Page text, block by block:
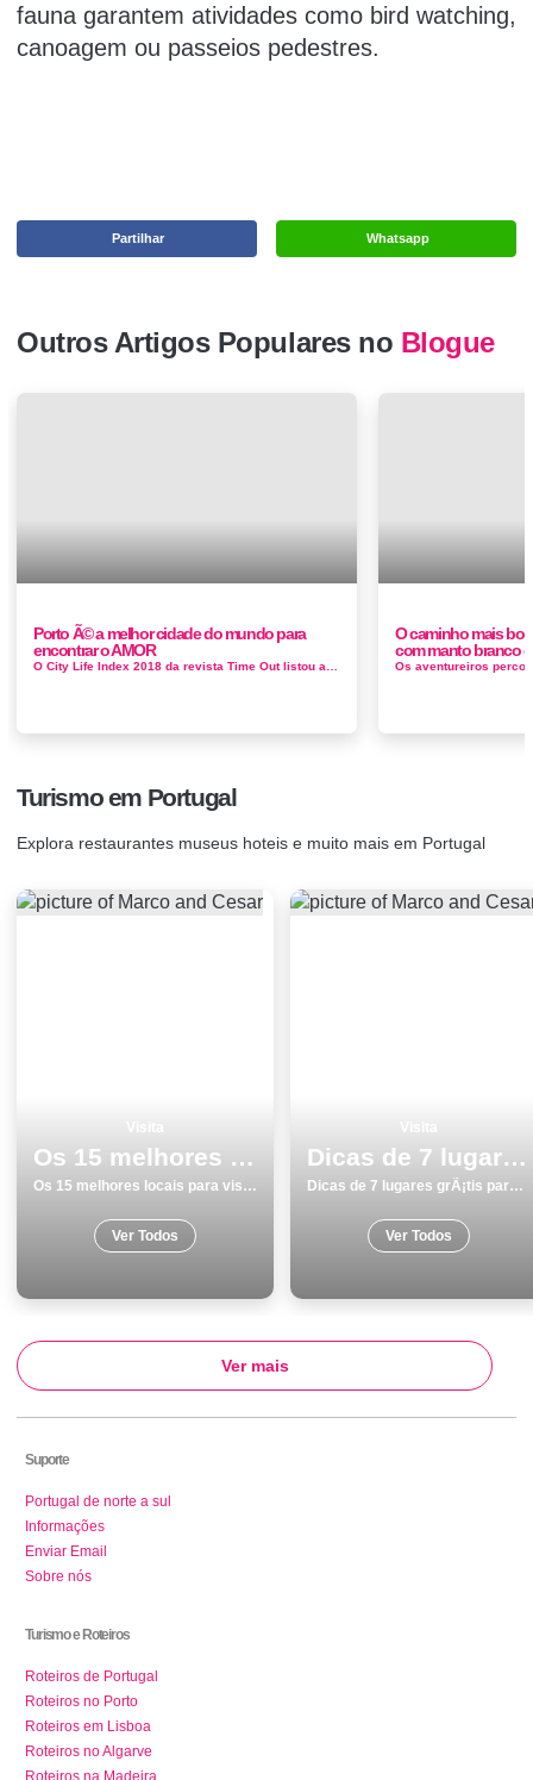
fauna garantem atividades como bird watching,
canoagem ou passeios pedestres.
Whatsapp
Partilhar
Outros Artigos Populares no Blogue
Porto Ã© a melhor cidade do mundo para
encontrar o AMOR
O caminho mais
com manto branco
Turismo em Portugal
Explora restaurantes museus hoteis e muito mais em Portugal
Os 15 melhores locais para visitar na Ilha Terceira
Os 15 melhores locais para visitar na Ilha Terceira
Ver Todos
Dicas de 7 lugares grÃ¡tis para visitar em LoulÃ©
Dicas de 7 lugares grÃ¡tis para visitar em LoulÃ©
Ver Todos
Ver mais
Suporte
Portugal de norte a sul
Informações
Enviar Email
Sobre nós
Turismo e Roteiros
Roteiros de Portugal
Roteiros no Porto
Roteiros em Lisboa
Roteiros no Algarve
Roteiros na Madeira